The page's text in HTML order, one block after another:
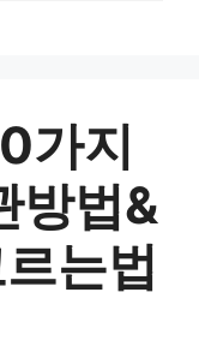
가지
방법&
는법